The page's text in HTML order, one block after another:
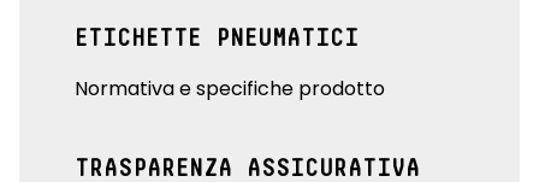
ETICHETTE PNEUMATICI
Normativa e specifiche prodotto
TRASPARENZA ASSICURATIVA